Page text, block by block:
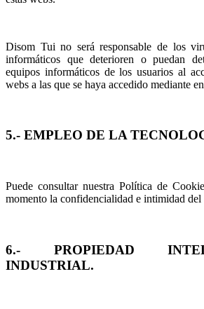
Disom Tui no será responsable de los
informáticos que deterioren o puedan
equipos informáticos de los usuarios al
webs a las que se haya accedido mediante
5.- EMPLEO DE LA
Puede consultar nuestra Política de
momento la confidencialidad e intimidad del
6.- PROPIEDAD
INDUSTRIAL.